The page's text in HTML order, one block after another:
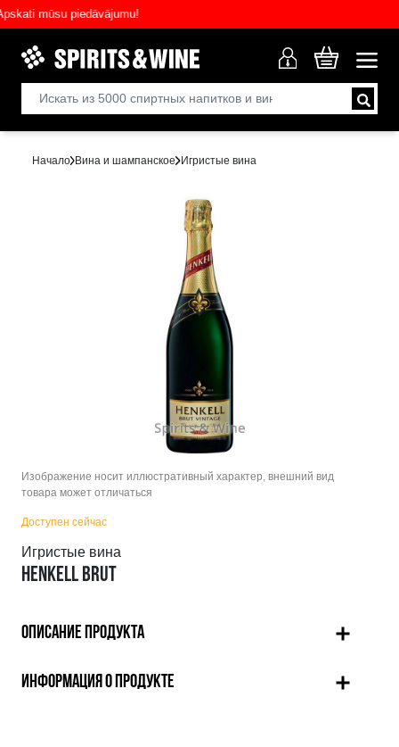
mūsu piedāvājumu!
Начало Вина и шампанское Игристые вина
Изображение носит иллюстративный характер, внешний вид
товара может отличаться
Доступен сейчас
Игристые вина
HENKELL BRUT
ОПИСАНИЕ ПРОДУКТА
ИНФОРМАЦИЯ О ПРОДУКТЕ